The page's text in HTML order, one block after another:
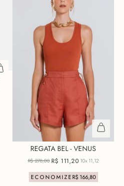
REGATA BEL - VENUS
R$ 278,00 R$ 111,20 10x 11,12
ECONOMIZER$ 166,80